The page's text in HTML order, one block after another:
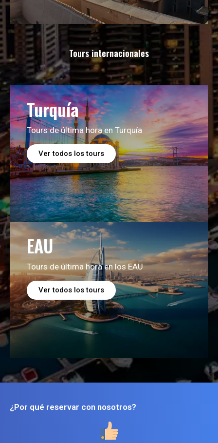
Tours internacionales
Turquía
Tours de última hora en Turquía
Ver todos los tours
EAU
Tours de última hora en los EAU
Ver todos los tours
¿Por qué reservar con nosotros?